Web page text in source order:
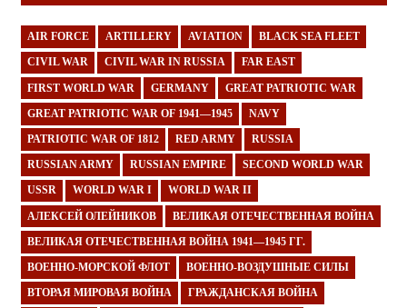
AIR FORCE ARTILLERY AVIATION BLACK SEA FLEET
CIVIL WAR CIVIL WAR IN RUSSIA FAR EAST
FIRST WORLD WAR GERMANY GREAT PATRIOTIC WAR
GREAT PATRIOTIC WAR OF 1941—1945 NAVY
PATRIOTIC WAR OF 1812 RED ARMY RUSSIA
RUSSIAN ARMY RUSSIAN EMPIRE SECOND WORLD WAR
USSR WORLD WAR I WORLD WAR II
АЛЕКСЕЙ ОЛЕЙНИКОВ ВЕЛИКАЯ ОТЕЧЕСТВЕННАЯ ВОЙНА
ВЕЛИКАЯ ОТЕЧЕСТВЕННАЯ ВОЙНА 1941—1945 ГГ.
ВОЕННО-МОРСКОЙ ФЛОТ ВОЕННО-ВОЗДУШНЫЕ СИЛЫ
ВТОРАЯ МИРОВАЯ ВОЙНА ГРАЖДАНСКАЯ ВОЙНА